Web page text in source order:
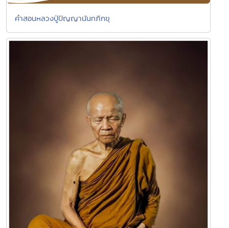
คำสอนหลวงปู่ปัญญานันทภิกขุ